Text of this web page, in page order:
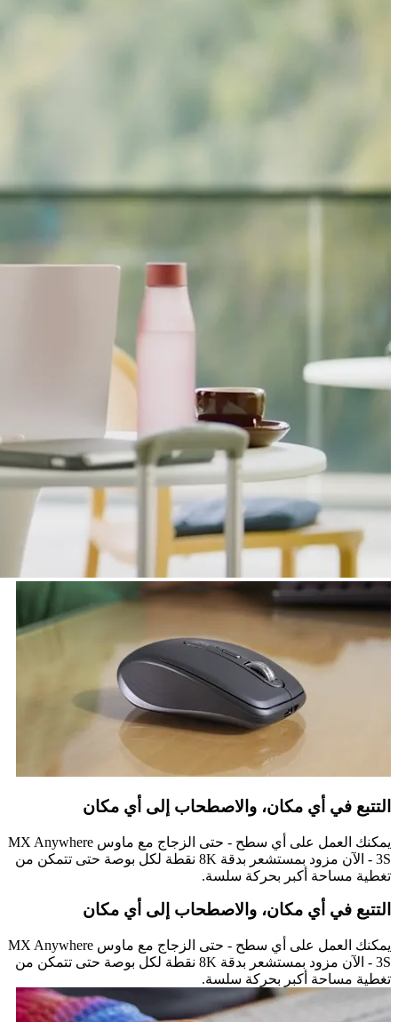
التتبع في أي مكان، والاصطحاب إلى أي مكان
يمكنك العمل على أي سطح - حتى الزجاج مع ماوس MX Anywhere
3S - الآن مزود بمستشعر بدقة 8K نقطة لكل بوصة حتى تتمكن من
تغطية مساحة أكبر بحركة سلسة.
التتبع في أي مكان، والاصطحاب إلى أي مكان
يمكنك العمل على أي سطح - حتى الزجاج مع ماوس MX Anywhere
3S - الآن مزود بمستشعر بدقة 8K نقطة لكل بوصة حتى تتمكن من
تغطية مساحة أكبر بحركة سلسة.